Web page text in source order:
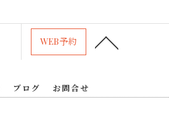
WEB予約
ブログ
お問合せ